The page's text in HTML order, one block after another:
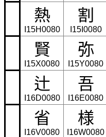
熱
I15H0080
割
I15I0080
賢
I15X0080
弥
I15Y0080
辻
I16D0080
吾
I16E0080
省
I16V0080
様
I16W0080